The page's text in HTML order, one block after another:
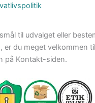
til udvalget eller
er du meget velkommen
på Kontakt-siden.